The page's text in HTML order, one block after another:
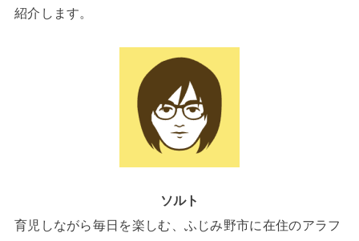
紹介します。
ソルト
育児しながら毎日を楽しむ、ふじみ野市に在住のアラフ